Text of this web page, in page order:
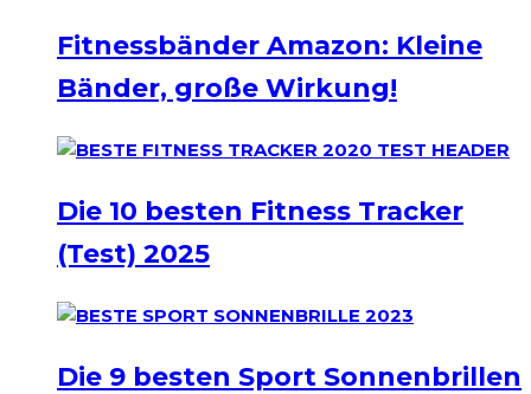
Fitnessbänder Amazon: Kleine
Bänder, große Wirkung!
Die 10 besten Fitness Tracker
(Test) 2025
Die 9 besten Sport Sonnenbrillen